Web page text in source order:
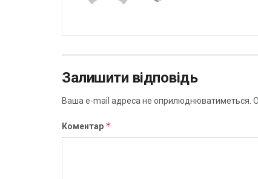
Залишити відповідь
Ваша e-mail адреса не оприлюднюватиметься.
Коментар *